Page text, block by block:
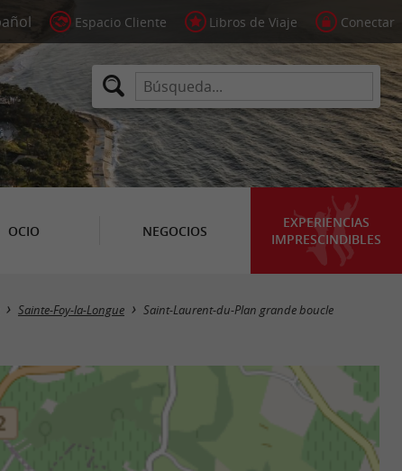
Espacio Cliente Libros de Viaje Conectar
OCIO NEGOCIOS
EXPERIENCIAS
IMPRESCINDIBLES
Sainte-Foy-la-Longue Saint-Laurent-du-Plan grande boucle